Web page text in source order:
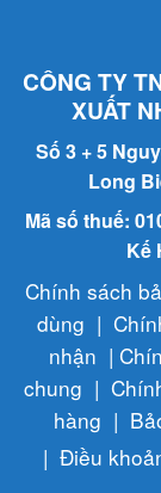
CÔNG TY
XUẤT
Số 3 + 5
Long
Mã số thuế:
Kế
Chính sách
dùng |
nhận |
chung |
hàng |
| Điều